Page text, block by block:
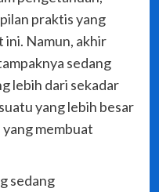
praktis yang
ini. Namun, akhir
sedang
lebih dari sekadar
yang lebih besar
membuat
sedang